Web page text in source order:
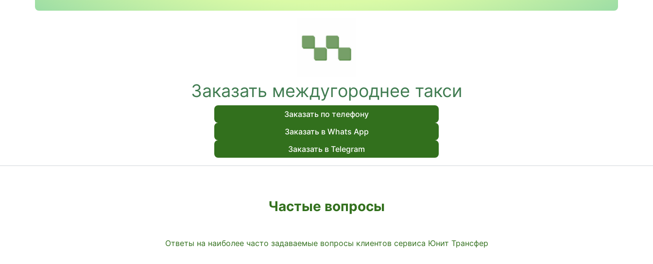
Заказать междугороднее такси
Заказать по телефону
Заказать в Whats App
Заказать в Telegram
Частые вопросы
Ответы на наиболее часто задаваемые вопросы клиентов сервиса Юнит Трансфер